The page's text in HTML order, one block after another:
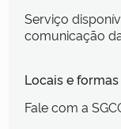
Serviço
comunicação
Locais e
Fale com a